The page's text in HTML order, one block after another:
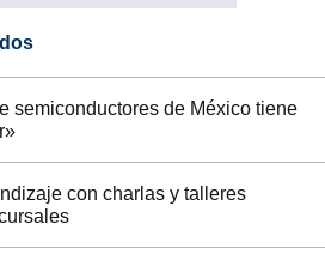
semiconductores de México tiene
con charlas y talleres